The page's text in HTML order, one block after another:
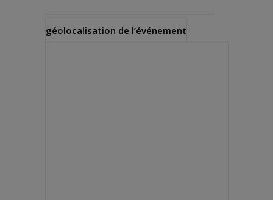
géolocalisation de l’événement